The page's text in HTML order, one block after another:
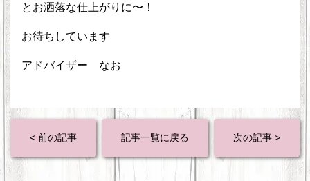
とお洒落な仕上がりに〜！
お待ちしています
アドバイザー なお
< 前の記事 記事一覧に戻る 次の記事 >